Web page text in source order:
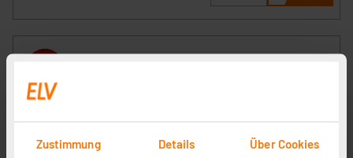
Zustimmung Details Über Cookies